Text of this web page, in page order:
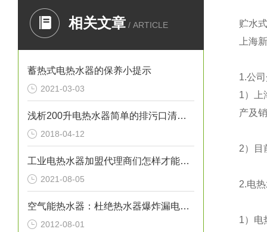
相关文章 / ARTICLE
蓄热式电热水器的保养小提示
2021-03-03
浅析200升电热水器简单的排污口清洁方法
2018-04-12
工业电热水器加盟代理商们怎样才能让自己的事业风生水起呢？
2021-08-05
空气能热水器：杜绝热水器爆炸漏电事故
2012-08-01
贮水
上海
1.公
1）上
产及
2）目
2.电
1）电